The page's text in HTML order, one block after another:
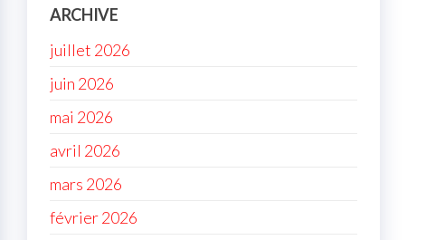
ARCHIVE
juillet 2026
juin 2026
mai 2026
avril 2026
mars 2026
février 2026